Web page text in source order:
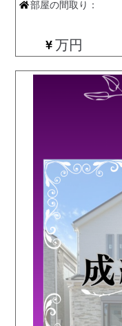
部屋の間取り：
万円